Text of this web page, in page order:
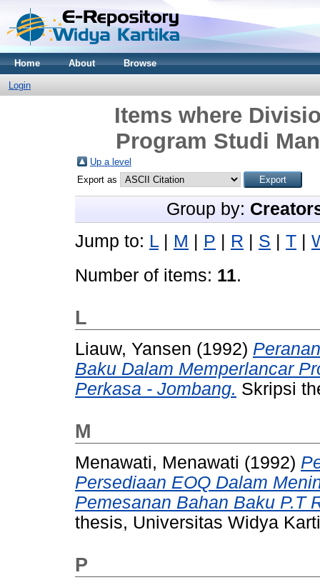
Home About Browse
Login
Items where
Program Studi
Up a level
Export as
Group by:
Jump to: L M P R S T
Number of items: 11.
L
Liauw, Yansen (1992)
Baku Dalam Memperlancar
Perkasa - Jombang. Skripsi
M
Menawati, Menawati (1992)
Persediaan EOQ Dalam
Pemesanan Bahan Baku P.T
thesis, Universitas Widya
P